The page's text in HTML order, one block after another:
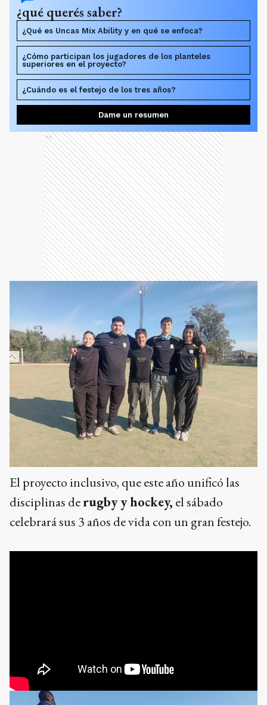
¿qué querés saber?
¿Qué es Uncas Mix Ability y en qué se enfoca?
¿Cómo participan los jugadores de los planteles
superiores en el proyecto?
¿Cuándo es el festejo de los tres años?
Dame un resumen
Ads
El proyecto inclusivo, que este año unificó las
disciplinas derugby y hockey, el sábado
celebrará sus 3 años de vida con un gran festejo.